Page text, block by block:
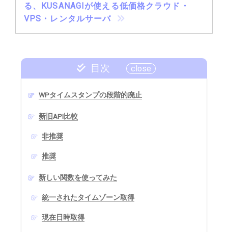
る、KUSANAGIが使える低価格クラウド・
VPS・レンタルサーバ
目次
WPタイムスタンプの段階的廃止
新旧API比較
非推奨
推奨
新しい関数を使ってみた
統一されたタイムゾーン取得
現在日時取得